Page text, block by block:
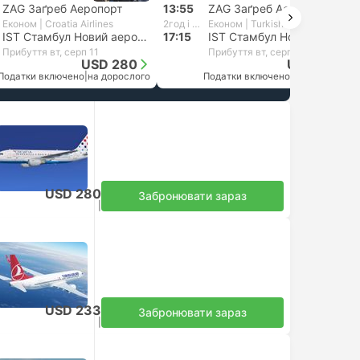
ZAG Заґреб Аеропорт
Економ | Croatia Airlines
IST Стамбул Новий аеропорт
Прибуття вт, серп 11
USD 280
включено на дорослого
13:55 ZAG Заґреб Аеропорт
2год і 20хв Економ | Turkish Airlines
17:15
Прибуття вт, серп 11
USD 206
Податки включено
USD 280
Податки включено
на дорослого
Забронювати зараз
USD 233
Податки включено
на дорослого
Забронювати зараз